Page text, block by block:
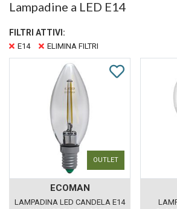
Lampadine a LED E14
FILTRI ATTIVI:
E14 ELIMINA FILTRI
OUTLET
ECOMAN
LAMPADINA LED CANDELA E14